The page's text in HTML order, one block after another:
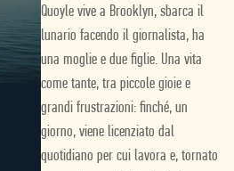
Quoyle vive a Brooklyn, sbarca il
lunario facendo il giornalista, ha
una moglie e due figlie. Una vita
come tante, tra piccole gioie e
grandi frustrazioni: finché, un
giorno, viene licenziato dal
quotidiano per cui lavora e, tornato